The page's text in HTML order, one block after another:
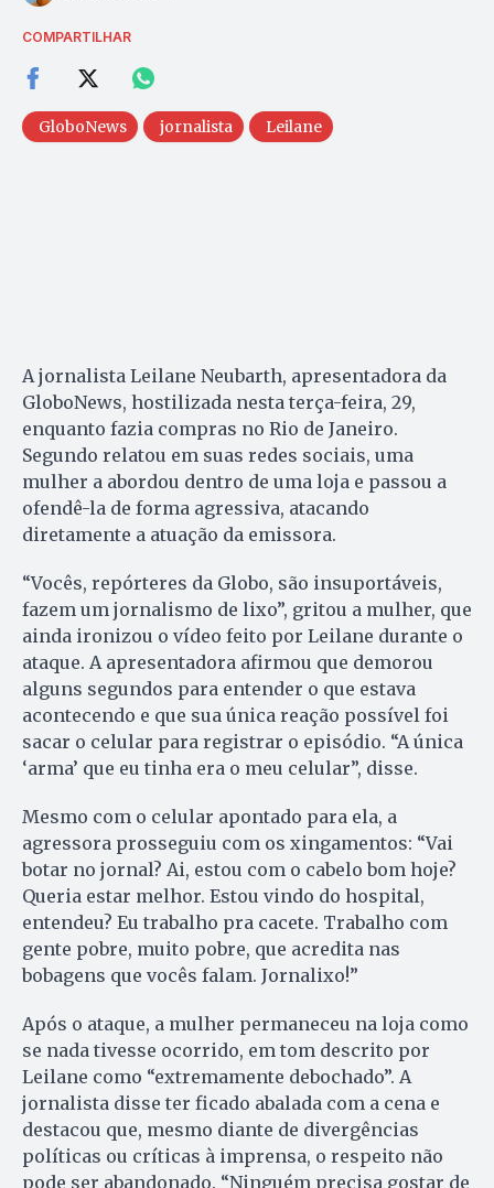
COMPARTILHAR
GloboNews jornalista Leilane
A jornalista Leilane Neubarth, apresentadora da
GloboNews, hostilizada nesta terça-feira, 29,
enquanto fazia compras no Rio de Janeiro.
Segundo relatou em suas redes sociais, uma
mulher a abordou dentro de uma loja e passou a
ofendê-la de forma agressiva, atacando
diretamente a atuação da emissora.
“Vocês, repórteres da Globo, são insuportáveis,
fazem um jornalismo de lixo”, gritou a mulher, que
ainda ironizou o vídeo feito por Leilane durante o
ataque. A apresentadora afirmou que demorou
alguns segundos para entender o que estava
acontecendo e que sua única reação possível foi
sacar o celular para registrar o episódio. “A única
‘arma’ que eu tinha era o meu celular”, disse.
Mesmo com o celular apontado para ela, a
agressora prosseguiu com os xingamentos: “Vai
botar no jornal? Ai, estou com o cabelo bom hoje?
Queria estar melhor. Estou vindo do hospital,
entendeu? Eu trabalho pra cacete. Trabalho com
gente pobre, muito pobre, que acredita nas
bobagens que vocês falam. Jornalixo!”
Após o ataque, a mulher permaneceu na loja como
se nada tivesse ocorrido, em tom descrito por
Leilane como “extremamente debochado”. A
jornalista disse ter ficado abalada com a cena e
destacou que, mesmo diante de divergências
políticas ou críticas à imprensa, o respeito não
pode ser abandonado. “Ninguém precisa gostar de